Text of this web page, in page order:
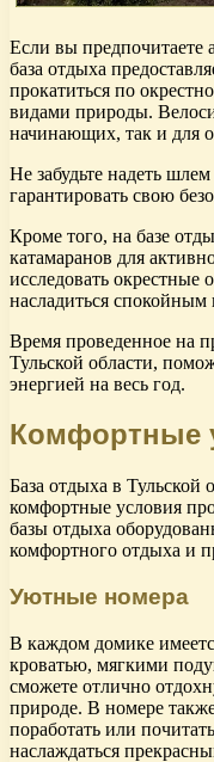
Если вы предпочитаете
база отдыха
прокатиться по
видами природы.
начинающих, так и для
Не забудьте надеть
гарантировать свою
Кроме того, на базе
катамаранов для
исследовать окрестные
насладиться спокойным
Время проведенное на
Тульской области,
энергией на весь год.
Комфортные
База отдыха в Тульской
комфортные условия
базы отдыха
комфортного отдыха и
Уютные номера
В каждом домике
кроватью, мягкими
сможете отлично
природе. В номере
поработать или
наслаждаться